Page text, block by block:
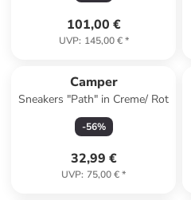
101,00 €
UVP: 145,00 €*
Camper
Sneakers "Path" in Creme/ Rot
-56%
32,99 €
UVP: 75,00 €*